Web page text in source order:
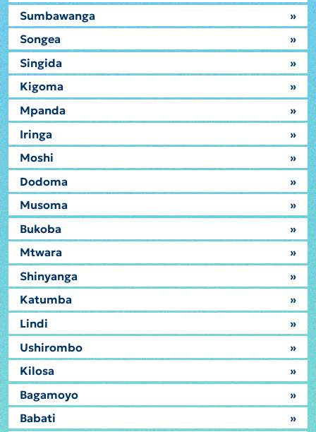
Sumbawanga
»
Songea
»
Singida
»
Kigoma
»
Mpanda
»
Iringa
»
Moshi
»
Dodoma
»
Musoma
»
Bukoba
»
Mtwara
»
Shinyanga
»
Katumba
»
Lindi
»
Ushirombo
»
Kilosa
»
Bagamoyo
»
Babati
»